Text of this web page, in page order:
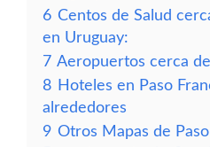
6 Centos de Salud
en Uruguay:
7 Aeropuertos cerca
8 Hoteles en Paso
alrededores
9 Otros Mapas de